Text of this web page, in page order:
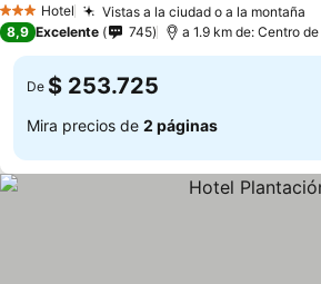
3 Estrellas
Hotel Vistas a la ciudad o a la montaña
8,9 Excelente 745 a 1.9 km de: Centro
De $ 253.725
Mira precios de 2 páginas